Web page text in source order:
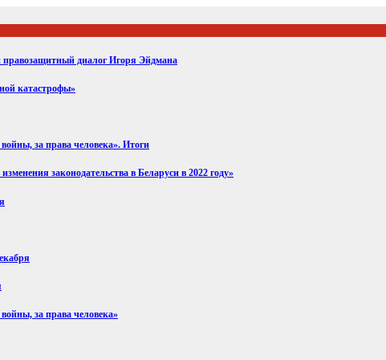
правозащитный диалог Игоря Эйдмана
катастрофы»
за права человека». Итоги
законодательства в Беларуси в 2022 году»
за права человека»